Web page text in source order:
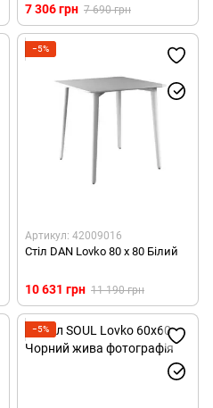
7 306 грн 7 690 грн
−5%
Артикул: 42009016
Стіл DAN Lovko 80 x 80 Білий
10 631 грн 11 190 грн
−5%